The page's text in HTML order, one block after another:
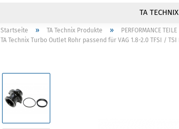
TA
Startseite » TA Technix Produkte » PERFORMANCE TEILE
TA Technix Turbo Outlet Rohr passend für VAG 1.8-2.0 TFSI /